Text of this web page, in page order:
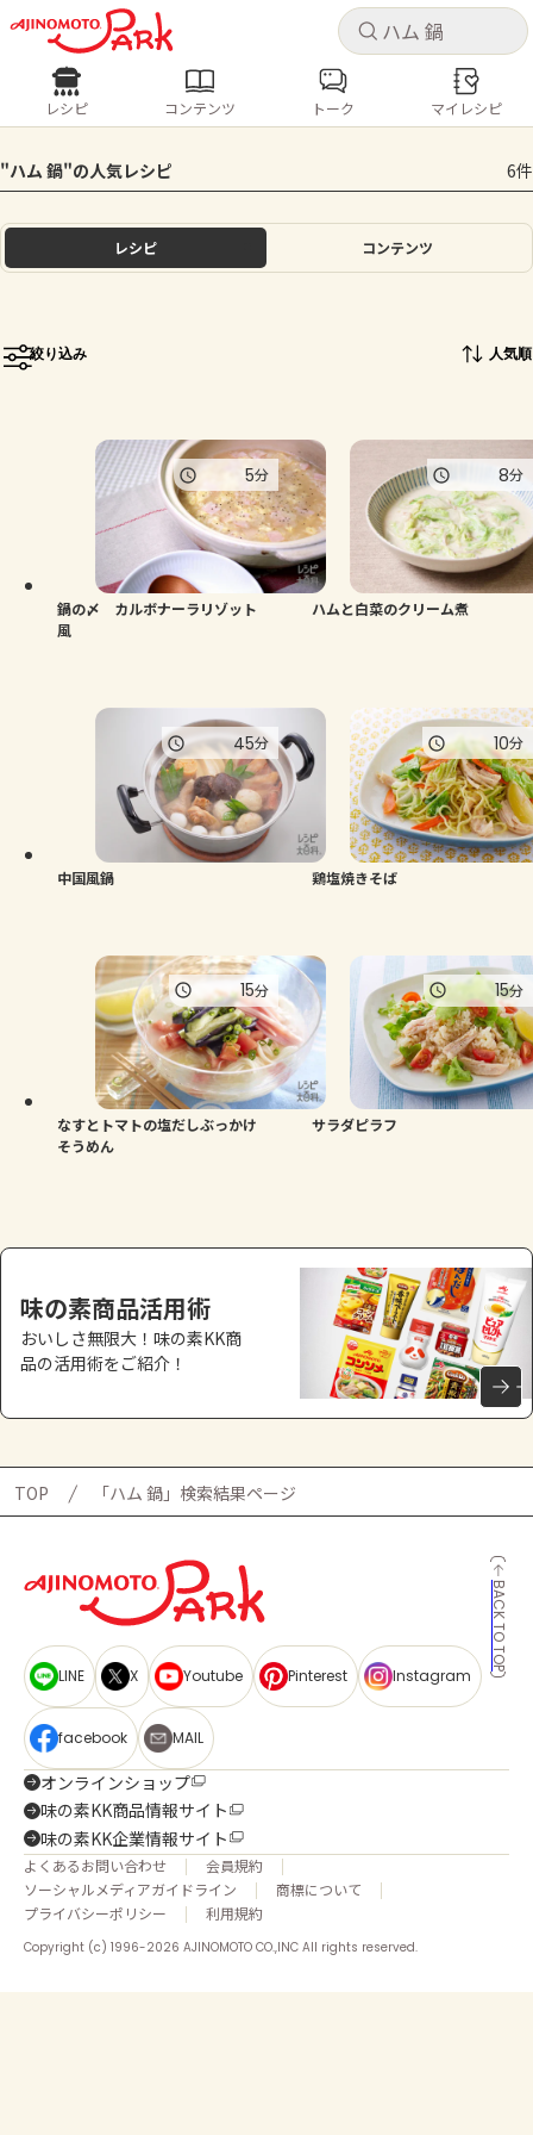
キャ
ログインするとレシピを保存できます
ログイン
ホーム
トーク
よくあるお問い合わせ
お買い物
キャ
レシピ コンテンツ
人気の食材・レシピ
きゅうり なす トマト とうもろこし
ピーマン
レシピ コンテンツ トーク マイレシピ
"ハム 鍋"の人気レシピ 6件
レシピ コンテンツ
絞り込み 人気順
鍋の〆 カルボナーラリゾット
風
5分
ハムと白菜のクリーム煮
8分
中国風鍋
45分
鶏塩焼きそば
10分
なすとトマトの塩だしぶっかけ
そうめん
15分
サラダピラフ
15分
味の素商品活用術
おいしさ無限大！味の素KK商
品の活用術をご紹介！
TOP 「ハム 鍋」検索結果ページ
BACK TO TOP
LINE X Youtube Pinterest Instagram
facebook MAIL
オンラインショップ
味の素KK商品情報サイト
味の素KK企業情報サイト
よくあるお問い合わせ
会員規約
ソーシャルメディアガイドライン
商標について
プライバシーポリシー
利用規約
Copyright (c) 1996-2026 AJINOMOTO CO.,INC All rights reserved.